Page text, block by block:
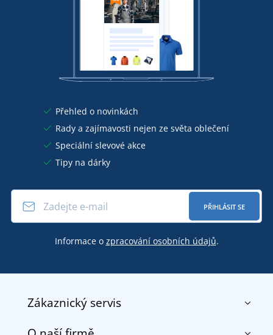
Přehled o novinkách
Rady a zajímavosti nejen ze světa oblečení
Speciální slevové akce
Tipy na dárky
PŘIHLÁSIT SE
Informace o zpracování osobních údajů.
Zákaznický servis